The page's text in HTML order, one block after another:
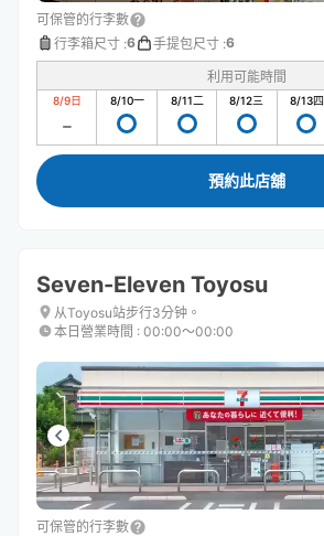
可保管的行李數
行李箱尺寸 :6 手提包尺寸 :6
利用可能時間
8/9日 8/10一 8/11二 8/12三 8/13四
預約此店舖
Seven-Eleven Toyosu
从Toyosu站步行3分钟。
本日營業時間 : 00:00〜00:00
可保管的行李數